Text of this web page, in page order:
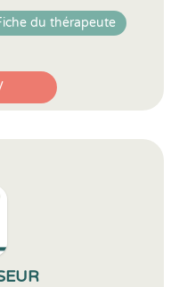
du thérapeute